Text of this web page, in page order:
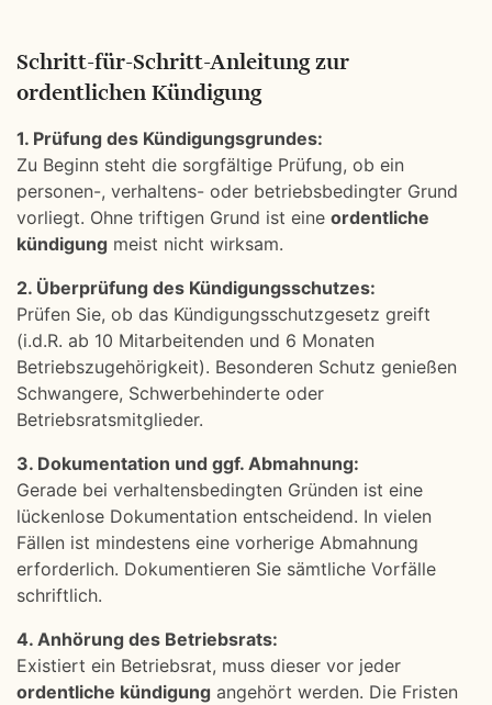
Schritt-für-Schritt-Anleitung zur
ordentlichen Kündigung
1. Prüfung des Kündigungsgrundes:
Zu Beginn steht die sorgfältige Prüfung, ob ein
personen-, verhaltens- oder betriebsbedingter Grund
vorliegt. Ohne triftigen Grund ist eine ordentliche
kündigung meist nicht wirksam.
2. Überprüfung des Kündigungsschutzes:
Prüfen Sie, ob das Kündigungsschutzgesetz greift
(i.d.R. ab 10 Mitarbeitenden und 6 Monaten
Betriebszugehörigkeit). Besonderen Schutz genießen
Schwangere, Schwerbehinderte oder
Betriebsratsmitglieder.
3. Dokumentation und ggf. Abmahnung:
Gerade bei verhaltensbedingten Gründen ist eine
lückenlose Dokumentation entscheidend. In vielen
Fällen ist mindestens eine vorherige Abmahnung
erforderlich. Dokumentieren Sie sämtliche Vorfälle
schriftlich.
4. Anhörung des Betriebsrats:
Existiert ein Betriebsrat, muss dieser vor jeder
ordentliche kündigung angehört werden. Die Fristen